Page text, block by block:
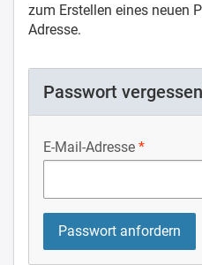
zum Erstellen eines neuen
Adresse.
Passwort
E-Mail-Adresse